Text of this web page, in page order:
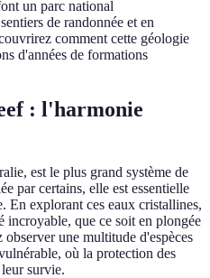
un parc national
de randonnée et en
comment cette géologie
d'années de formations
: l'harmonie
est le plus grand système de
par certains, elle est essentielle
En explorant ces eaux cristallines,
que ce soit en plongée
une multitude d'espèces
où la protection des
survie.